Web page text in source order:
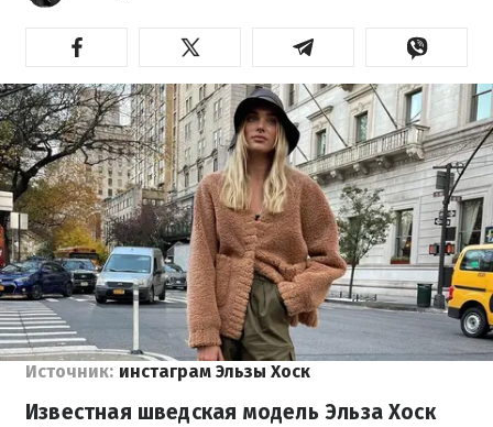
Источник: инстаграм Эльзы Хоск
Известная шведская модель Эльза Хоск